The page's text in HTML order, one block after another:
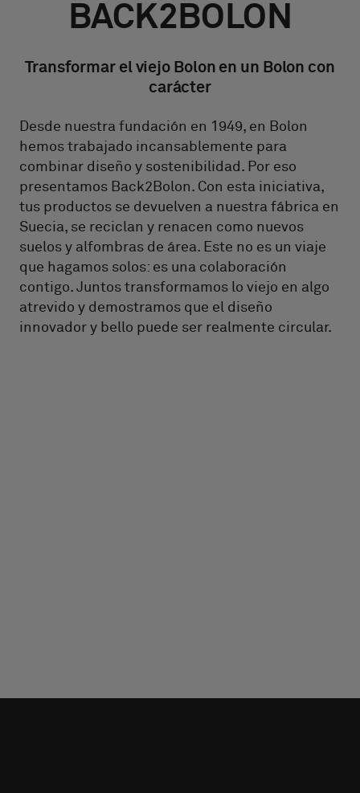
BACK2BOLON
Transformar el viejo Bolon en un Bolon con
carácter
Desde nuestra fundación en 1949, en Bolon
hemos trabajado incansablemente para
combinar diseño y sostenibilidad. Por eso
presentamos Back2Bolon. Con esta iniciativa,
tus productos se devuelven a nuestra fábrica en
Suecia, se reciclan y renacen como nuevos
suelos y alfombras de área. Este no es un viaje
que hagamos solos: es una colaboración
contigo. Juntos transformamos lo viejo en algo
atrevido y demostramos que el diseño
innovador y bello puede ser realmente circular.